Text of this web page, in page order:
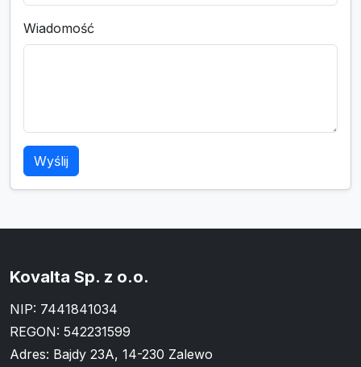
Wiadomość
Wyślij
Kovalta Sp. z o.o.
NIP: 7441841034
REGON: 542231599
Adres: Bajdy 23A, 14-230 Zalewo